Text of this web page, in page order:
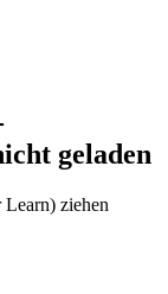
geladen
Learn) ziehen